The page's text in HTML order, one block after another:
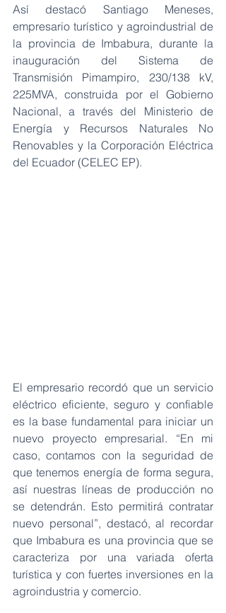
Así destacó Santiago Meneses,
empresario turístico y agroindustrial de
la provincia de Imbabura, durante la
inauguración del Sistema de
Transmisión Pimampiro, 230/138 kV,
225MVA, construida por el Gobierno
Nacional, a través del Ministerio de
Energía y Recursos Naturales No
Renovables y la Corporación Eléctrica
del Ecuador (CELEC EP).
El empresario recordó que un servicio
eléctrico eficiente, seguro y confiable
es la base fundamental para iniciar un
nuevo proyecto empresarial. “En mi
caso, contamos con la seguridad de
que tenemos energía de forma segura,
así nuestras líneas de producción no
se detendrán. Esto permitirá contratar
nuevo personal”, destacó, al recordar
que Imbabura es una provincia que se
caracteriza por una variada oferta
turística y con fuertes inversiones en la
agroindustria y comercio.